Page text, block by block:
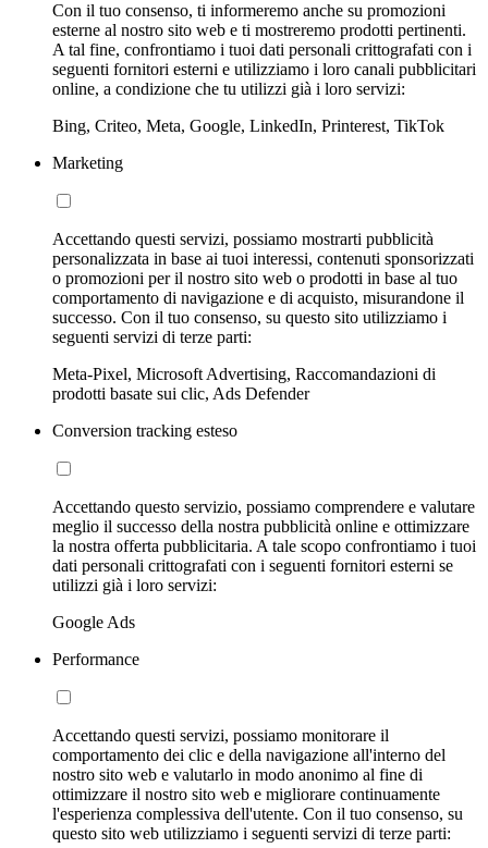
Con il tuo consenso, ti informeremo anche su promozioni
esterne al nostro sito web e ti mostreremo prodotti pertinenti.
A tal fine, confrontiamo i tuoi dati personali crittografati con i
seguenti fornitori esterni e utilizziamo i loro canali pubblicitari
online, a condizione che tu utilizzi già i loro servizi:
Bing, Criteo, Meta, Google, LinkedIn, Printerest, TikTok
Marketing
Accettando questi servizi, possiamo mostrarti pubblicità
personalizzata in base ai tuoi interessi, contenuti sponsorizzati
o promozioni per il nostro sito web o prodotti in base al tuo
comportamento di navigazione e di acquisto, misurandone il
successo. Con il tuo consenso, su questo sito utilizziamo i
seguenti servizi di terze parti:
Meta-Pixel, Microsoft Advertising, Raccomandazioni di
prodotti basate sui clic, Ads Defender
Conversion tracking esteso
Accettando questo servizio, possiamo comprendere e valutare
meglio il successo della nostra pubblicità online e ottimizzare
la nostra offerta pubblicitaria. A tale scopo confrontiamo i tuoi
dati personali crittografati con i seguenti fornitori esterni se
utilizzi già i loro servizi:
Google Ads
Performance
Accettando questi servizi, possiamo monitorare il
comportamento dei clic e della navigazione all'interno del
nostro sito web e valutarlo in modo anonimo al fine di
ottimizzare il nostro sito web e migliorare continuamente
l'esperienza complessiva dell'utente. Con il tuo consenso, su
questo sito web utilizziamo i seguenti servizi di terze parti: